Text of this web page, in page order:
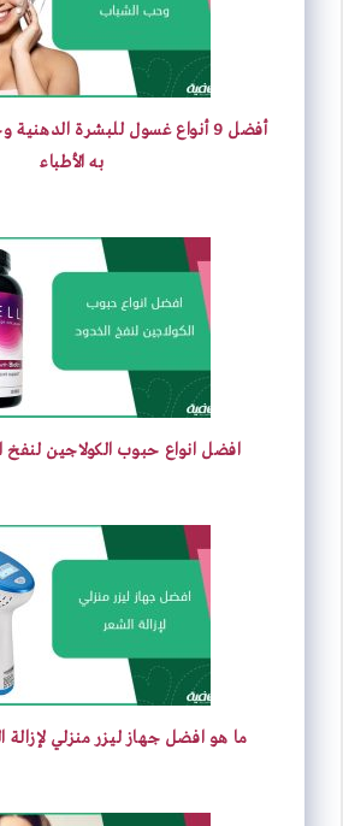
أفضل 9 أنواع غسول للبشرة
به الأطباء
افضل انواع حبوب الكولاجين
ما هو افضل جهاز ليزر منزلي لإزالة